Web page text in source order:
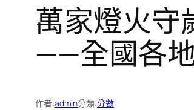
萬家燈火守
——全國各
作者:admin分類:分數